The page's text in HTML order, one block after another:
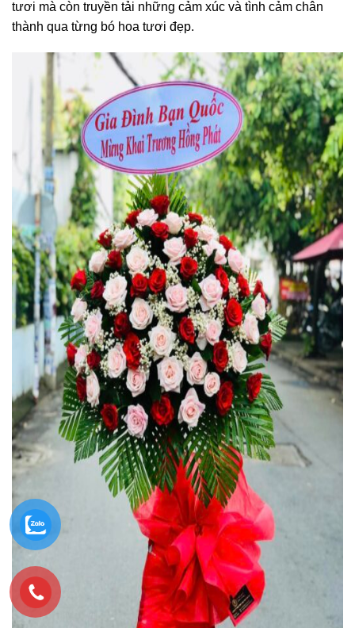
tươi mà còn truyền tải những cảm xúc và tình cảm chân
thành qua từng bó hoa tươi đẹp.